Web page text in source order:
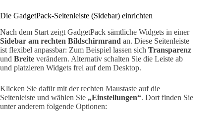
Die GadgetPack-Seitenleiste (Sidebar) einrichten
Nach dem Start zeigt GadgetPack sämtliche Widgets in einer
Sidebar am rechten Bildschirmrand an. Diese Seitenleiste
ist flexibel anpassbar: Zum Beispiel lassen sich Transparenz
und Breite verändern. Alternativ schalten Sie die Leiste ab
und platzieren Widgets frei auf dem Desktop.
Klicken Sie dafür mit der rechten Maustaste auf die
Seitenleiste und wählen Sie „Einstellungen“. Dort finden Sie
unter anderem folgende Optionen: